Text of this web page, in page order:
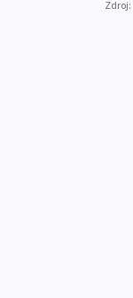
Zdroj: